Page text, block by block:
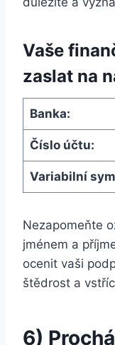
Vaše
zaslat na
Banka:
Číslo účtu:
Variabilní
Nezapomeňte
jménem a
ocenit vaši
štědrost a
6)